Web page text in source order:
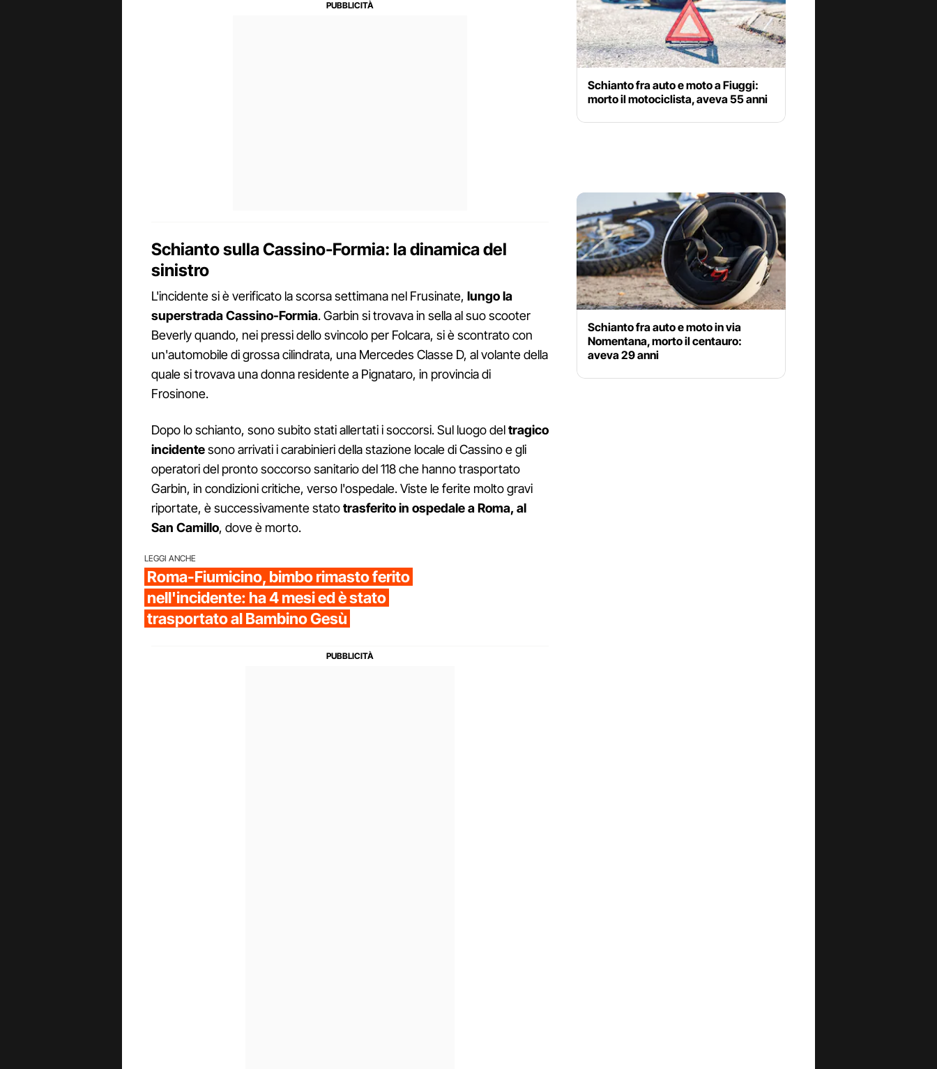
Schianto sulla Cassino-Formia: la dinamica del
sinistro
L'incidente si è verificato la scorsa settimana nel Frusinate, lungo la
superstrada Cassino-Formia. Garbin si trovava in sella al suo scooter
Beverly quando, nei pressi dello svincolo per Folcara, si è scontrato con
un'automobile di grossa cilindrata, una Mercedes Classe D, al volante della
quale si trovava una donna residente a Pignataro, in provincia di
Frosinone.
Dopo lo schianto, sono subito stati allertati i soccorsi. Sul luogo deltragico
incidentesono arrivati i carabinieri della stazione locale di Cassino e gli
operatori del pronto soccorso sanitario del 118 che hanno trasportato
Garbin, in condizioni critiche, verso l'ospedale. Viste le ferite molto gravi
riportate, è successivamente statotrasferito in ospedale a Roma, al
San Camillo, dove è morto.
LEGGI ANCHE
Roma-Fiumicino, bimbo rimasto ferito
nell'incidente: ha 4 mesi ed è stato
trasportato al Bambino Gesù
Schianto fra auto e moto a Fiuggi:
morto il motociclista, aveva 55 anni
Schianto fra auto e moto in via
Nomentana, morto il centauro:
aveva 29 anni